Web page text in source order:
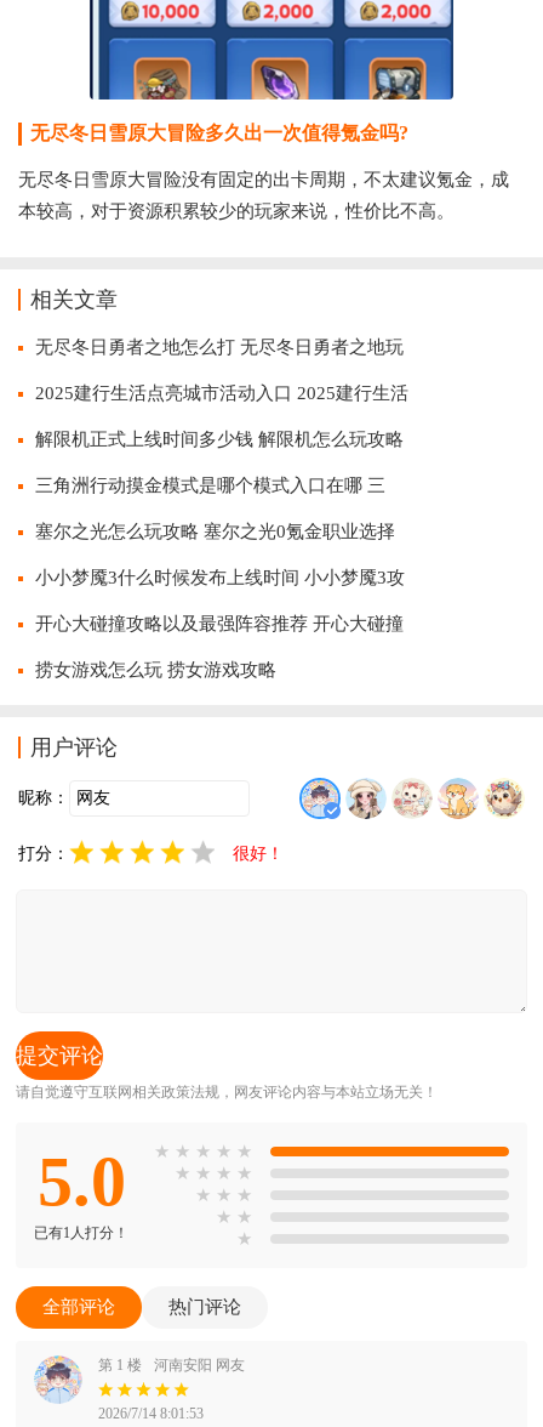
无尽冬日雪原大冒险多久出一次值得氪金吗?
无尽冬日雪原大冒险没有固定的出卡周期，不太建议氪金，成
本较高，对于资源积累较少的玩家来说，性价比不高。
相关文章
无尽冬日勇者之地怎么打 无尽冬日勇者之地玩
2025建行生活点亮城市活动入口 2025建行生活
解限机正式上线时间多少钱 解限机怎么玩攻略
三角洲行动摸金模式是哪个模式入口在哪 三
塞尔之光怎么玩攻略 塞尔之光0氪金职业选择
小小梦魇3什么时候发布上线时间 小小梦魇3攻
开心大碰撞攻略以及最强阵容推荐 开心大碰撞
捞女游戏怎么玩 捞女游戏攻略
用户评论
昵称：
打分： 很好！
请自觉遵守互联网相关政策法规，网友评论内容与本站立场无关！
5.0
已有1人打分！
★ ★ ★ ★ ★
★ ★ ★ ★
★ ★ ★
★ ★
★
全部评论 热门评论
第 1 楼 河南安阳 网友
2026/7/14 8:01:53